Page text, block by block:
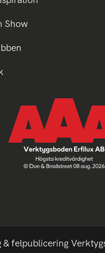
Show
felpublicering